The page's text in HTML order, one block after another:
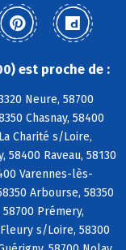
est proche de :
Neure, 58700
Chasnay, 58400
Charité s/Loire,
58400 Raveau, 58130
Varennes-lès-
Arbourse, 58350
Prémery,
s/Loire, 58300